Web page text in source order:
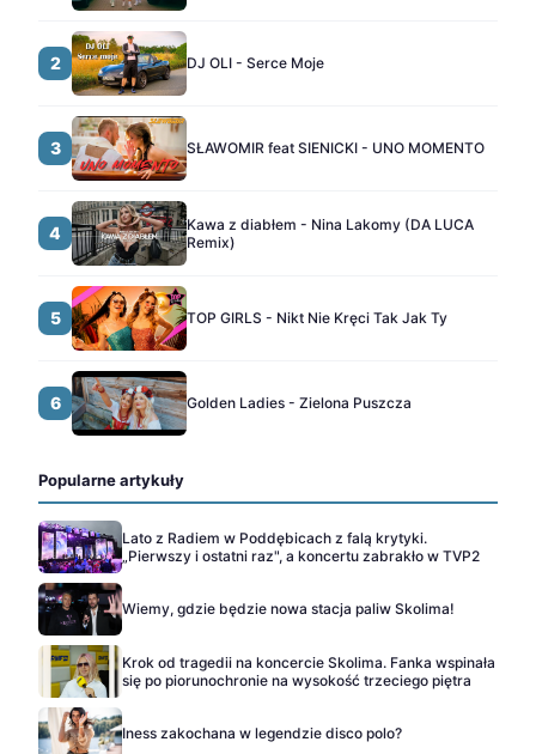
2 DJ OLI - Serce Moje
3 SŁAWOMIR feat SIENICKI - UNO MOMENTO
4
Kawa z diabłem - Nina Lakomy (DA LUCA
Remix)
5 TOP GIRLS - Nikt Nie Kręci Tak Jak Ty
6 Golden Ladies - Zielona Puszcza
Popularne artykuły
Lato z Radiem w Poddębicach z falą krytyki.
„Pierwszy i ostatni raz", a koncertu zabrakło w TVP2
Wiemy, gdzie będzie nowa stacja paliw Skolima!
Krok od tragedii na koncercie Skolima. Fanka wspinała
się po piorunochronie na wysokość trzeciego piętra
Iness zakochana w legendzie disco polo?